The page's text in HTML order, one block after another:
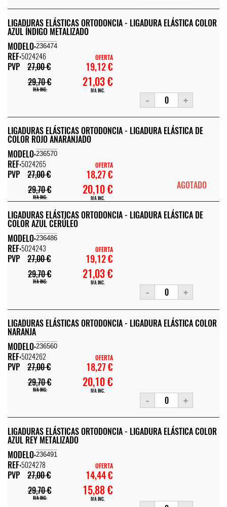
LIGADURAS ELÁSTICAS ORTODONCIA - LIGADURA ELÁSTICA COLOR
AZUL ÍNDIGO METALIZADO
MODELO:236474
REF:5024246
PVP
27,00 €
29,70 €
IVA INC.
OFERTA
19,12 €
21,03 €
IVA INC.
- +
LIGADURAS ELÁSTICAS ORTODONCIA - LIGADURA ELÁSTICA DE
COLOR ROJO ANARANJADO
MODELO:236570
REF:5024265
PVP
27,00 €
29,70 €
IVA INC.
OFERTA
18,27 €
20,10 €
IVA INC.
AGOTADO
LIGADURAS ELÁSTICAS ORTODONCIA - LIGADURA ELÁSTICA DE
COLOR AZUL CERÚLEO
MODELO:236486
REF:5024243
PVP
27,00 €
29,70 €
IVA INC.
OFERTA
19,12 €
21,03 €
IVA INC.
- +
LIGADURAS ELÁSTICAS ORTODONCIA - LIGADURA ELÁSTICA COLOR
NARANJA
MODELO:236560
REF:5024262
PVP
27,00 €
29,70 €
IVA INC.
OFERTA
18,27 €
20,10 €
IVA INC.
- +
LIGADURAS ELÁSTICAS ORTODONCIA - LIGADURA ELÁSTICA COLOR
AZUL REY METALIZADO
MODELO:236491
REF:5024278
PVP
27,00 €
29,70 €
IVA INC.
OFERTA
14,44 €
15,88 €
IVA INC.